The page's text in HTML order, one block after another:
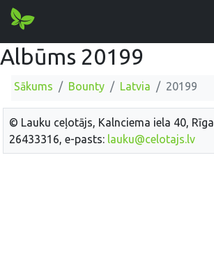
Albūms 20199
Sākums Bounty Latvia 20199
© Lauku ceļotājs, Kalnciema iela 40,
26433316, e-pasts: lauku@celotajs.lv